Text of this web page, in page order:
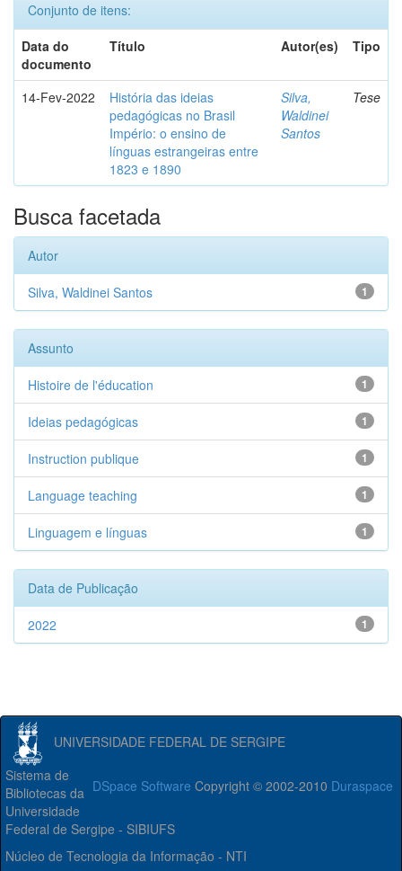
Conjunto de itens:
Data do
documento
Título Autor(es) Tipo
14-Fev-2022
História das ideias
pedagógicas no Brasil
Império: o ensino de
línguas estrangeiras entre
1823 e 1890
Silva,
Waldinei
Santos
Tese
Busca facetada
Autor
1
Silva, Waldinei Santos
Assunto
1
Histoire de l'éducation
1
Ideias pedagógicas
1
Instruction publique
1
Language teaching
1
Linguagem e línguas
Data de Publicação
1
2022
UNIVERSIDADE FEDERAL DE SERGIPE
DSpace Software Copyright © 2002-2010 Duraspace
Sistema de
Bibliotecas da
Universidade
Federal de Sergipe - SIBIUFS
Núcleo de Tecnologia da Informação - NTI